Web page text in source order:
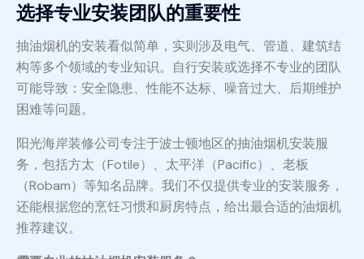
选择专业安装团队的重要性
抽油烟机的安装看似简单，实则涉及电气、管道、建筑结
构等多个领域的专业知识。自行安装或选择不专业的团队
可能导致：安全隐患、性能不达标、噪音过大、后期维护
困难等问题。
阳光海岸装修公司专注于波士顿地区的抽油烟机安装服
务，包括方太（Fotile）、太平洋（Pacific）、老板
（Robam）等知名品牌。我们不仅提供专业的安装服务，
还能根据您的烹饪习惯和厨房特点，给出最合适的油烟机
推荐建议。